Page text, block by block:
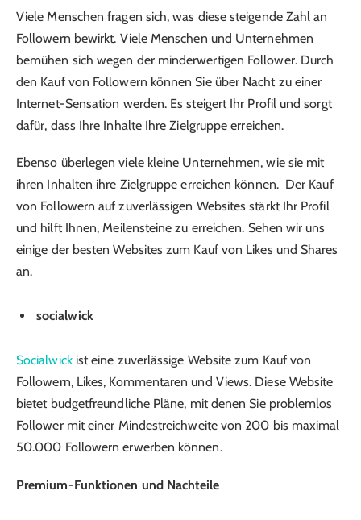
Viele Menschen fragen sich, was diese steigende Zahl an
Followern bewirkt. Viele Menschen und Unternehmen
bemühen sich wegen der minderwertigen Follower. Durch
den Kauf von Followern können Sie über Nacht zu einer
Internet-Sensation werden. Es steigert Ihr Profil und sorgt
dafür, dass Ihre Inhalte Ihre Zielgruppe erreichen.
Ebenso überlegen viele kleine Unternehmen, wie sie mit
ihren Inhalten ihre Zielgruppe erreichen können. Der Kauf
von Followern auf zuverlässigen Websites stärkt Ihr Profil
und hilft Ihnen, Meilensteine ​​zu erreichen. Sehen wir uns
einige der besten Websites zum Kauf von Likes und Shares
an.
socialwick
Socialwickist eine zuverlässige Website zum Kauf von
Followern, Likes, Kommentaren und Views. Diese Website
bietet budgetfreundliche Pläne, mit denen Sie problemlos
Follower mit einer Mindestreichweite von 200 bis maximal
50.000 Followern erwerben können.
Premium-Funktionen und Nachteile